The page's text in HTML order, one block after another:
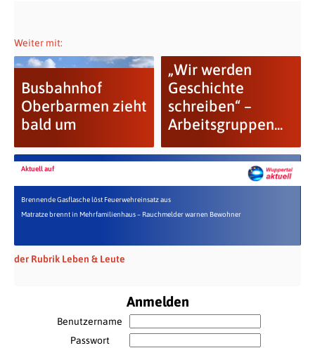
Weiter mit:
Busbahnhof
Oberbarmen zieht
bald um
„Wir werden
Geschichte
schreiben“ –
Arbeitsgruppen...
Aktuell auf
Brennende Gasflasche löst Feuerwehreinsatz aus
Matratze brennt in Mehrfamilienhaus – Rauchmelder warnen Bewohner
der Rubrik Leben & Leute
Anmelden
Benutzername
Passwort